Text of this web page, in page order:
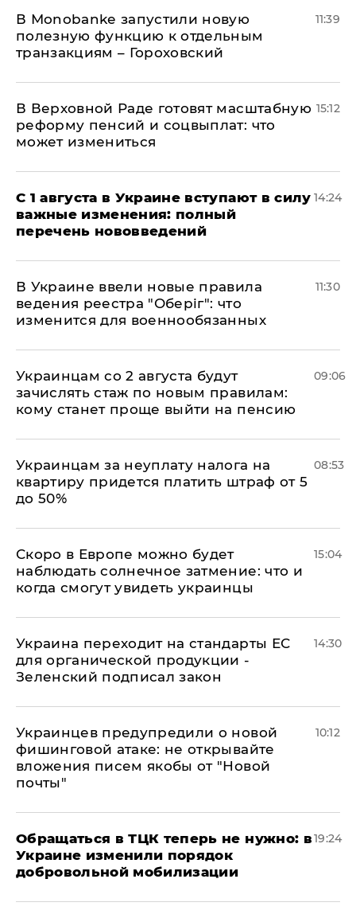
В Мonobankе запустили новую
полезную функцию к отдельным
транзакциям – Гороховский
11:39
В Верховной Раде готовят масштабную
реформу пенсий и соцвыплат: что
может измениться
15:12
С 1 августа в Украине вступают в силу
важные изменения: полный
перечень нововведений
14:24
В Украине ввели новые правила
ведения реестра "Оберіг": что
изменится для военнообязанных
11:30
Украинцам со 2 августа будут
зачислять стаж по новым правилам:
кому станет проще выйти на пенсию
09:06
Украинцам за неуплату налога на
квартиру придется платить штраф от 5
до 50%
08:53
Скоро в Европе можно будет
наблюдать солнечное затмение: что и
когда смогут увидеть украинцы
15:04
Украина переходит на стандарты ЕС
для органической продукции -
Зеленский подписал закон
14:30
Украинцев предупредили о новой
фишинговой атаке: не открывайте
вложения писем якобы от "Новой
почты"
10:12
Обращаться в ТЦК теперь не нужно: в
Украине изменили порядок
добровольной мобилизации
19:24